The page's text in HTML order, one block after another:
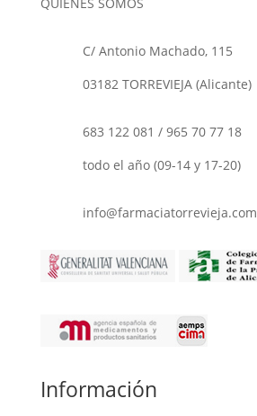
C/ Antonio Machado, 115
03182 TORREVIEJA (Alicante)
683 122 081 / 965 70 77 18
todo el año (09-14 y 17-20)
info@farmaciatorrevieja.com
Información